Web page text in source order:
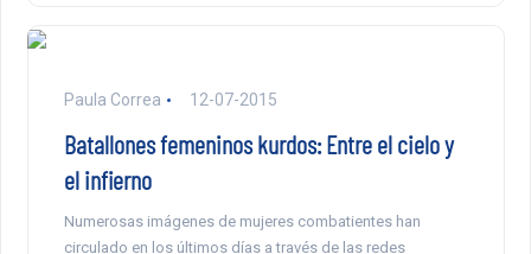
Paula Correa 12-07-2015
Batallones femeninos kurdos: Entre el cielo y
el infierno
Numerosas imágenes de mujeres combatientes han
circulado en los últimos días a través de las redes